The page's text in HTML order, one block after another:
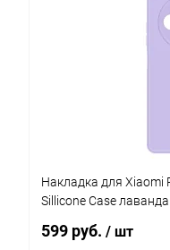
Накладка для Xiaomi
Sillicone Case
599 руб. / шт